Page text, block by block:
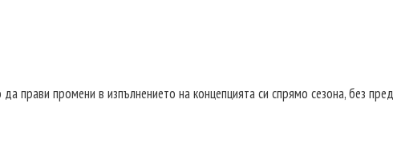
прави промени в изпълнението на концепцията си спрямо сезона, без